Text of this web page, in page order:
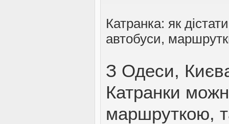
Катранка: як
автобуси,
З Одеси,
Катранки
маршруткою,